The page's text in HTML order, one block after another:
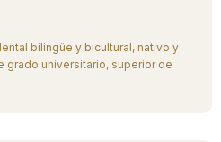
bilingüe y bicultural, nativo y
grado universitario, superior de